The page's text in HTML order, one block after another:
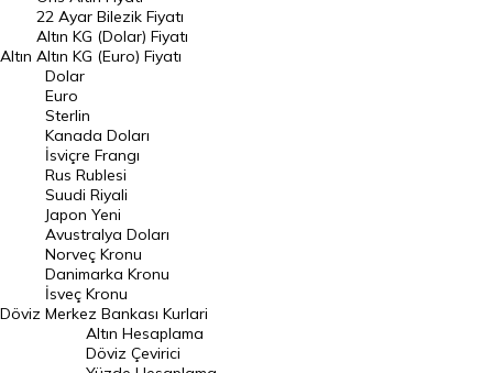
Dolar Kuru
Euro Kuru
Pound Kuru
Frank Kuru
Riyal Kuru
Avustralya Doları
Danimarka Kronu Kuru
Kanada Doları Kuru
Norveç Kronu Kuru
İsveç Kronu Kuru
Altın
22 Ayar Bilezik Fiyatı
Altın KG (Dolar) Fiyatı
Altın KG (Euro) Fiyatı
Döviz
Dolar
Euro
Sterlin
Kanada Doları
İsviçre Frangı
Rus Rublesi
Suudi Riyali
Japon Yeni
Avustralya Doları
Norveç Kronu
Danimarka Kronu
İsveç Kronu
Merkez Bankası Kurlari
Altın Hesaplama
Döviz Çevirici